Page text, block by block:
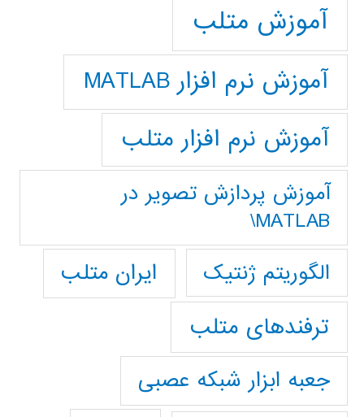
آموزش متلب
آموزش نرم افزار MATLAB
آموزش نرم افزار متلب
آموزش پردازش تصوير در
MATLAB\
الگوریتم ژنتیک
ایران متلب
ترفندهای متلب
جعبه ابزار شبکه عصبی